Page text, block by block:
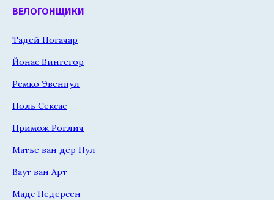
ВЕЛОГОНЩИКИ
Тадей Погачар
Йонас Вингегор
Ремко Эвенпул
Поль Сексас
Примож Роглич
Матье ван дер Пул
Ваут ван Арт
Мадс Педерсен